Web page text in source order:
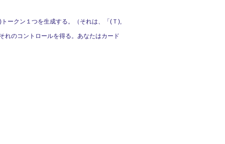
ークン１つを生成する。（それは、「(Ｔ),
れのコントロールを得る。あなたはカード